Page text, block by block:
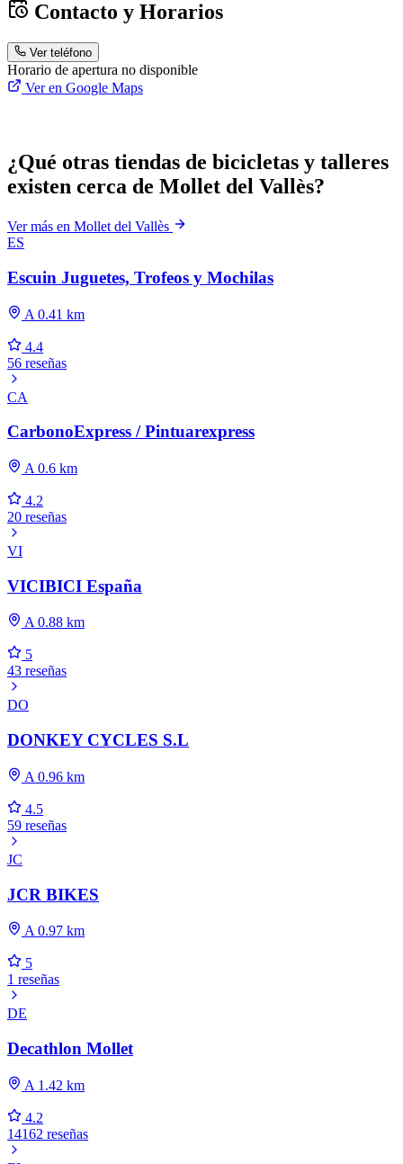
Contacto y Horarios
Ver teléfono
Horario de apertura no disponible
Ver en Google Maps
¿Qué otras tiendas de bicicletas y talleres
existen cerca de Mollet del Vallès?
Ver más en Mollet del Vallès
ES
Escuin Juguetes, Trofeos y Mochilas
A 0.41 km
4.4
56 reseñas
CA
CarbonoExpress / Pintuarexpress
A 0.6 km
4.2
20 reseñas
VI
VICIBICI España
A 0.88 km
5
43 reseñas
DO
DONKEY CYCLES S.L
A 0.96 km
4.5
59 reseñas
JC
JCR BIKES
A 0.97 km
5
1 reseñas
DE
Decathlon Mollet
A 1.42 km
4.2
14162 reseñas